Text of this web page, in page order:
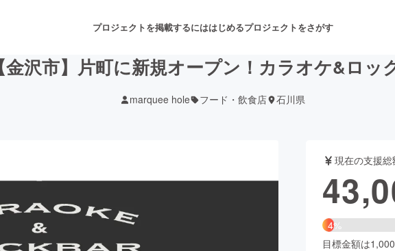
プロジェクトを掲載するにははじめるプロジェクトをさがす
舞台・パフォーマンス
ゲーム・サービス開発
書籍・雑誌出版
【金沢市】片町に新規オープン！カラオケ&ロッ
marquee hole フード・飲食店 石川県
現在の支援総
4%
目標金額は